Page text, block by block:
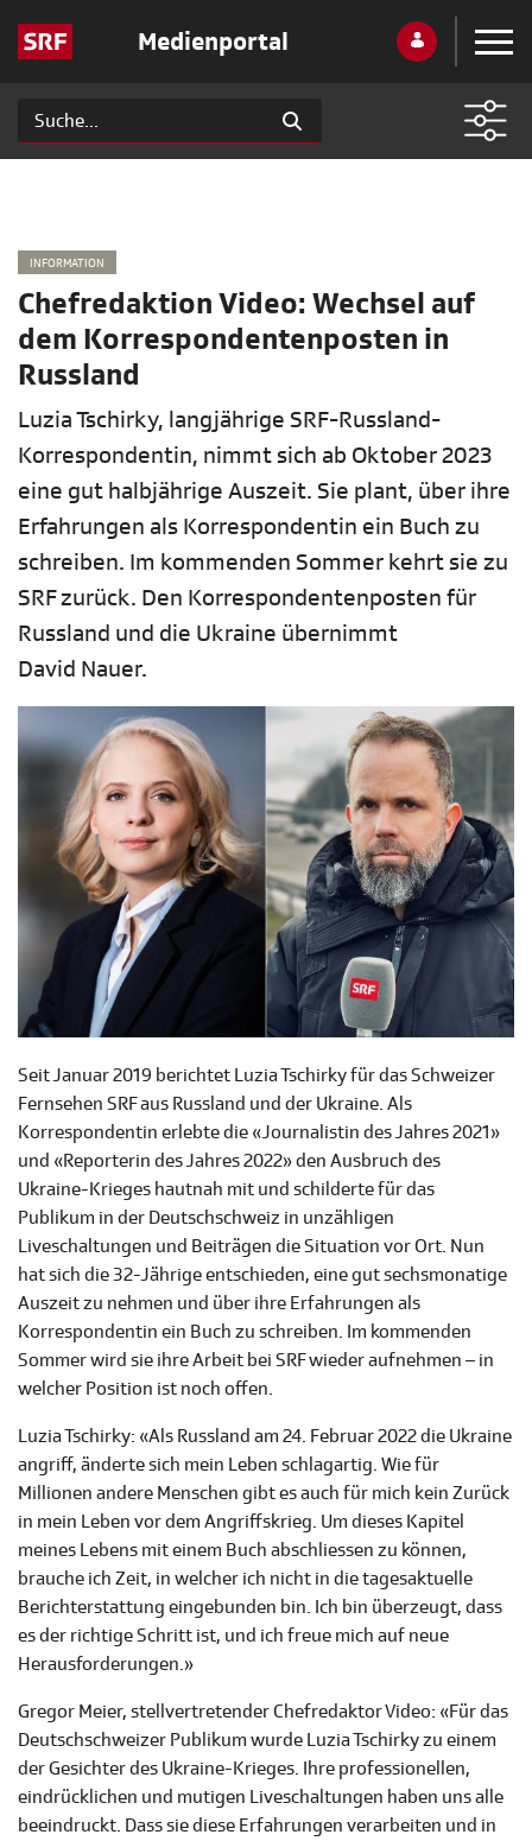
Medienportal
INFORMATION
Chefredaktion Video: Wechsel auf
dem Korrespondentenposten in
Russland
Luzia Tschirky, langjährige SRF-Russland-
Korrespondentin, nimmt sich ab Oktober 2023
eine gut halbjährige Auszeit. Sie plant, über ihre
Erfahrungen als Korrespondentin ein Buch zu
schreiben. Im kommenden Sommer kehrt sie zu
SRF zurück. Den Korrespondentenposten für
Russland und die Ukraine übernimmt
David Nauer.
Seit Januar 2019 berichtet Luzia Tschirky für das Schweizer
Fernsehen SRF aus Russland und der Ukraine. Als
Korrespondentin erlebte die «Journalistin des Jahres 2021»
und «Reporterin des Jahres 2022» den Ausbruch des
Ukraine-Krieges hautnah mit und schilderte für das
Publikum in der Deutschschweiz in unzähligen
Liveschaltungen und Beiträgen die Situation vor Ort. Nun
hat sich die 32-Jährige entschieden, eine gut sechsmonatige
Auszeit zu nehmen und über ihre Erfahrungen als
Korrespondentin ein Buch zu schreiben. Im kommenden
Sommer wird sie ihre Arbeit bei SRF wieder aufnehmen – in
welcher Position ist noch offen.
Luzia Tschirky: «Als Russland am 24. Februar 2022 die Ukraine
angriff, änderte sich mein Leben schlagartig. Wie für
Millionen andere Menschen gibt es auch für mich kein Zurück
in mein Leben vor dem Angriffskrieg. Um dieses Kapitel
meines Lebens mit einem Buch abschliessen zu können,
brauche ich Zeit, in welcher ich nicht in die tagesaktuelle
Berichterstattung eingebunden bin. Ich bin überzeugt, dass
es der richtige Schritt ist, und ich freue mich auf neue
Herausforderungen.»
Gregor Meier, stellvertretender Chefredaktor Video: «Für das
Deutschschweizer Publikum wurde Luzia Tschirky zu einem
der Gesichter des Ukraine-Krieges. Ihre professionellen,
eindrücklichen und mutigen Liveschaltungen haben uns alle
beeindruckt. Dass sie diese Erfahrungen verarbeiten und in